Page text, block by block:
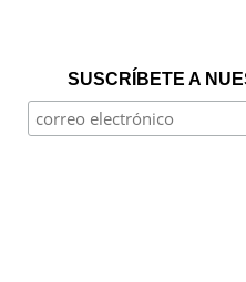
SUSCRÍBETE A